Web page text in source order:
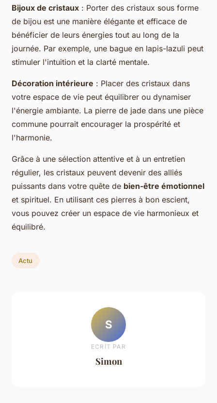
Bijoux de cristaux : Porter des cristaux sous forme
de bijou est une manière élégante et efficace de
bénéficier de leurs énergies tout au long de la
journée. Par exemple, une bague en lapis-lazuli peut
stimuler l'intuition et la clarté mentale.
Décoration intérieure : Placer des cristaux dans
votre espace de vie peut équilibrer ou dynamiser
l'énergie ambiante. La pierre de jade dans une pièce
commune pourrait encourager la prospérité et
l'harmonie.
Grâce à une sélection attentive et à un entretien
régulier, les cristaux peuvent devenir des alliés
puissants dans votre quête de bien-être émotionnel
et spirituel. En utilisant ces pierres à bon escient,
vous pouvez créer un espace de vie harmonieux et
équilibré.
Actu
S
ECRIT PAR
Simon